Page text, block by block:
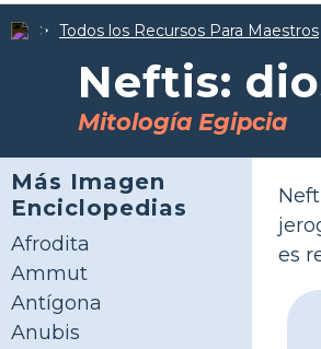
Todos los Recursos Para Maestros
Neftis:
Mitología Egipcia
Más Imagen
Enciclopedias
Afrodita
Ammut
Antígona
Anubis
es